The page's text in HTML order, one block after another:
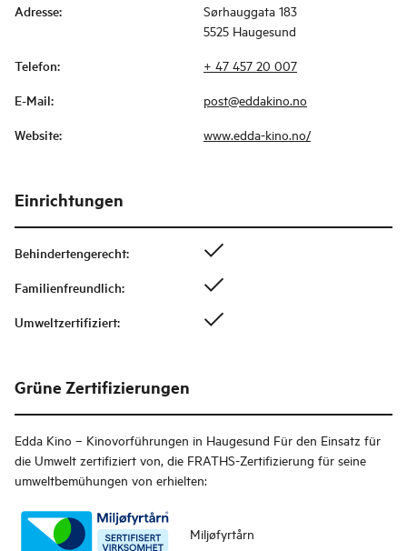
Adresse:
Sørhauggata 183
5525 Haugesund
Telefon: + 47 457 20 007
E-Mail: post@eddakino.no
Website: www.edda-kino.no/
Einrichtungen
Behindertengerecht:
Familienfreundlich:
Umweltzertifiziert:
Grüne Zertifizierungen
Edda Kino – Kinovorführungen in Haugesund Für den Einsatz für
die Umwelt zertifiziert von, die FRATHS-Zertifizierung für seine
umweltbemühungen von erhielten:
Miljøfyrtårn